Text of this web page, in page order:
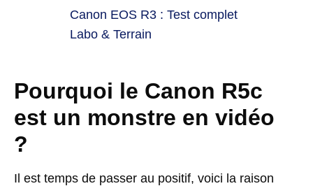
Canon EOS R3 : Test complet
Labo & Terrain
Pourquoi le Canon R5c
est un monstre en vidéo
?
Il est temps de passer au positif, voici la raison